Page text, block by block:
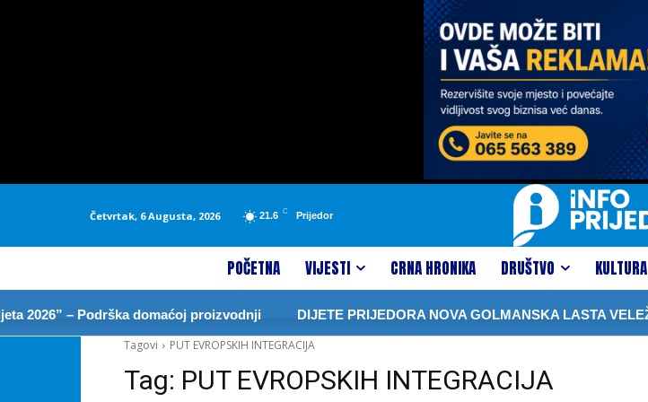
Četvrtak, 6 Augusta, 2026 21.6 C Prijedor
POČETNA VIJESTI CRNA HRONIKA DRUŠTVO KULTURA
– Podrška domaćoj proizvodnji DIJETE PRIJEDORA NOVA GOLMANSKA LASTA VELEŽA
Tagovi
PUT EVROPSKIH INTEGRACIJA
Tag: PUT EVROPSKIH INTEGRACIJA